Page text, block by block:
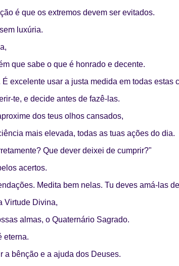
é que os extremos devem ser evitados.
luxúria.
que sabe o que é honrado e decente.
excelente usar a justa medida em todas estas
te, e decide antes de fazê-las.
dos teus olhos cansados,
mais elevada, todas as tuas ações do dia.
Que dever deixei de cumprir?"
acertos.
Medita bem nelas. Tu deves amá-las
Virtude Divina,
almas, o Quaternário Sagrado.
eterna.
a bênção e a ajuda dos Deuses.